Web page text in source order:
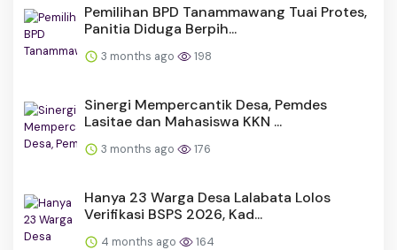
Pemilihan BPD Tanammawang Tuai Protes,
Panitia Diduga Berpih...
3 months ago 198
Sinergi Mempercantik Desa, Pemdes
Lasitae dan Mahasiswa KKN ...
3 months ago 176
Hanya 23 Warga Desa Lalabata Lolos
Verifikasi BSPS 2026, Kad...
4 months ago 164